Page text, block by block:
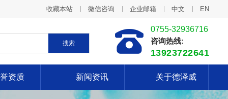
收藏本站 微信咨询 企业邮箱 中文 EN
0755-32936716
咨询热线:
13923722641
搜索
资质 新闻资讯 关于德泽威